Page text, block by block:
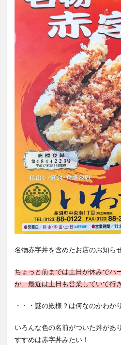
名物赤字丼を含めたお店のお知らせ
ちょっと前までは土日が休みでハ
が、最近は土日も営業していて行
・・・謎の殿様？は何なのかわか
いろんな色の名前がついた丼があ
すすめは赤字丼みたい！